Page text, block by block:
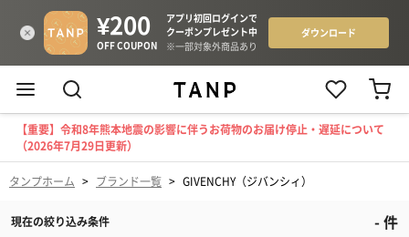
【重要】令和8年熊本地震の影響に伴うお荷物のお届け停止・遅延について
（2026年7月29日更新）
タンプホーム > ブランド一覧 > GIVENCHY（ジバンシィ）
現在の絞り込み条件 -件